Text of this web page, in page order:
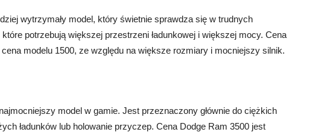
wytrzymały model, który świetnie sprawdza się w trudnych
potrzebują większej przestrzeni ładunkowej i większej mocy. Cena
modelu 1500, ze względu na większe rozmiary i mocniejszy silnik.
model w gamie. Jest przeznaczony głównie do ciężkich
ładunków lub holowanie przyczep. Cena Dodge Ram 3500 jest